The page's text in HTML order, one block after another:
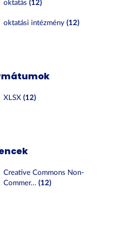
oktatás(12)
oktatási intézmény(12)
XLSX(12)
Creative Commons Non-
Commer...(12)